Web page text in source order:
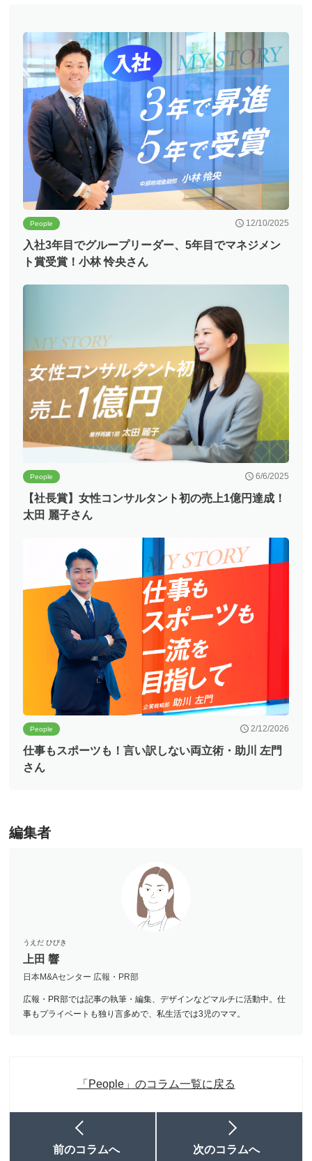
People 12/10/2025
入社3年目でグループリーダー、5年目でマネジメン
ト賞受賞！小林 怜央さん
People 6/6/2025
【社長賞】女性コンサルタント初の売上1億円達成！
太田 麗子さん
People 2/12/2026
仕事もスポーツも！言い訳しない両立術・助川 左門
さん
編集者
うえだ ひびき
上田 響
日本M&Aセンター 広報・PR部
広報・PR部では記事の執筆・編集、デザインなどマルチに活動中。仕
事もプライベートも独り言多めで、私生活では3児のママ。
前のコラムへ
「People」のコラム一覧に戻る
次のコラムへ